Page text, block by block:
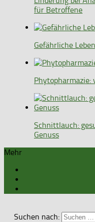
für Betroffene
Gefährliche
Phytopharmazie:
Schnittlauch:
Genuss
Mehr
Suchen nach: